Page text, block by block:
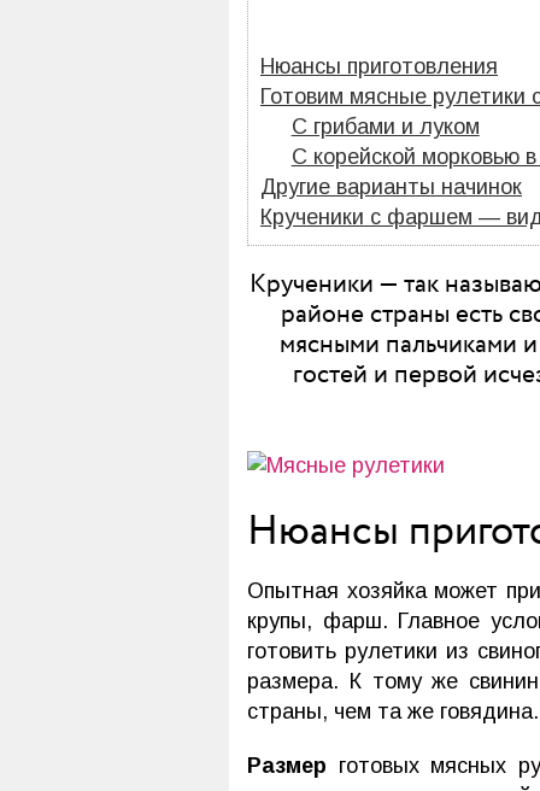
Нюансы приготовления
Готовим мясные рулетики
С грибами и луком
С корейской морковью в
Другие варианты начинок
Крученики с фаршем —
Крученики — так
районе страны есть
мясными пальчиками
гостей и первой
Нюансы
Опытная хозяйка может
крупы, фарш. Главное
готовить рулетики из
размера. К тому же
страны, чем та же говядина.
Размер готовых мясных